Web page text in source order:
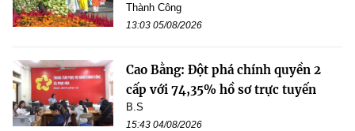
Thành Công
13:03 05/08/2026
Cao Bằng: Đột phá chính quyền 2
cấp với 74,35% hồ sơ trực tuyến
B.S
15:43 04/08/2026